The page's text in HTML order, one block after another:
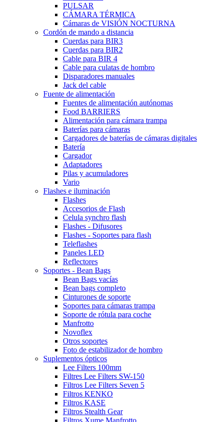
PULSAR
CÁMARA TÉRMICA
Cámaras de VISIÓN NOCTURNA
Cordón de mando a distancia
Cuerdas para BIR3
Cuerdas para BIR2
Cable para BIR 4
Cable para culatas de hombro
Disparadores manuales
Jack del cable
Fuente de alimentación
Fuentes de alimentación autónomas
Food BARRIERS
Alimentación para cámara trampa
Baterías para cámaras
Cargadores de baterías de cámaras digitales
Batería
Cargador
Adaptadores
Pilas y acumuladores
Vario
Flashes e iluminación
Flashes
Accesorios de Flash
Celula synchro flash
Flashes - Difusores
Flashes - Soportes para flash
Teleflashes
Paneles LED
Reflectores
Soportes - Bean Bags
Bean Bags vacías
Bean bags completo
Cinturones de soporte
Soportes para cámaras trampa
Soporte de rótula para coche
Manfrotto
Novoflex
Otros soportes
Foto de estabilizador de hombro
Suplementos ópticos
Lee Filters 100mm
Filtres Lee Filters SW-150
Filtros Lee Filters Seven 5
Filtros KENKO
Filtros KASE
Filtros Stealth Gear
Filtros Xume Manfrotto